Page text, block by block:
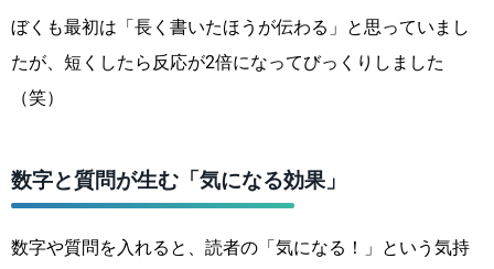
ぼくも最初は「長く書いたほうが伝わる」と思っていまし
たが、短くしたら反応が2倍になってびっくりしました
（笑）
数字と質問が生む「気になる効果」
数字や質問を入れると、読者の「気になる！」という気持